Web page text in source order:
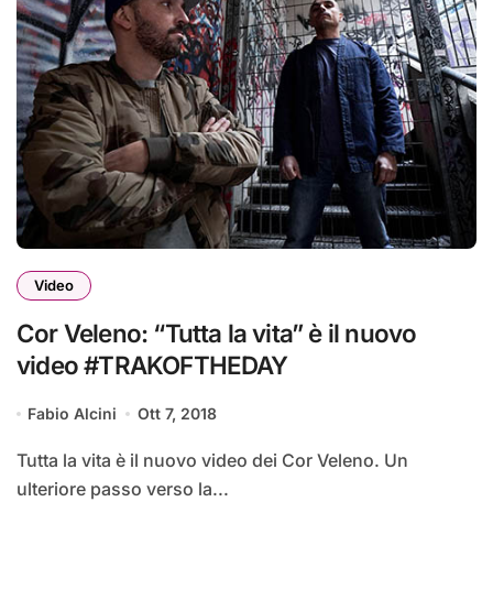
Video
Cor Veleno: “Tutta la vita” è il nuovo
video #TRAKOFTHEDAY
Fabio Alcini Ott 7, 2018
Tutta la vita è il nuovo video dei Cor Veleno. Un
ulteriore passo verso la...